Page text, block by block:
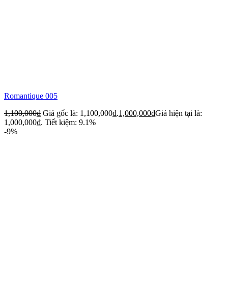
Romantique 005
1,100,000₫ Giá gốc là: 1,100,000₫.1,000,000₫Giá hiện tại là:
1,000,000₫. Tiết kiệm: 9.1%
-9%